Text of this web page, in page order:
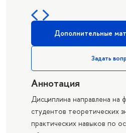
Дополнительные
Задать
Аннотация
Дисциплина направлена на
студентов теоретических
практических навыков по